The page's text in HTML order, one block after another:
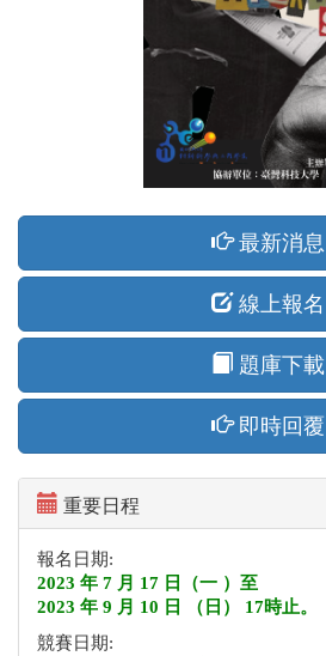
最新消息
線上報名
題庫下載
即時回覆
重要日程
報名日期:
2023 年 7 月 17 日（一 ）至
2023 年 9 月 10 日 （日） 17時止。
競賽日期: